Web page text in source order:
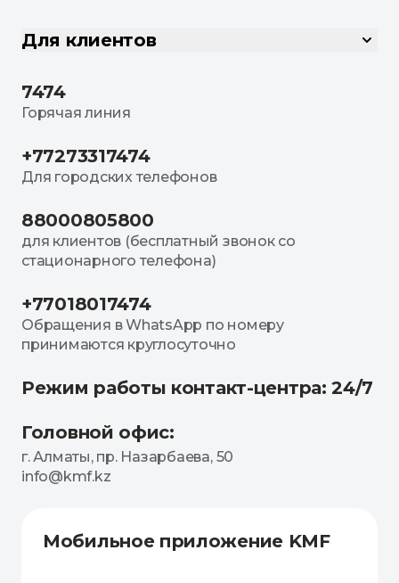
Для клиентов
7474
Горячая линия
+77273317474
Для городских телефонов
88000805800
для клиентов (бесплатный звонок со
стационарного телефона)
+77018017474
Обращения в WhatsApp по номеру
принимаются круглосуточно
Режим работы контакт-центра: 24/7
Головной офис:
г. Алматы, пр. Назарбаева, 50
info@kmf.kz
Мобильное приложение KMF